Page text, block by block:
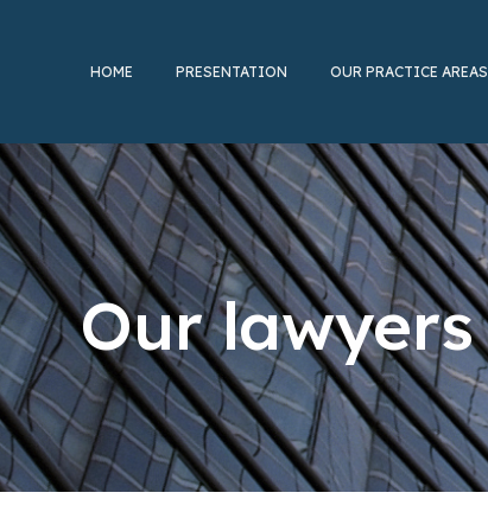
HOME PRESENTATION OUR PRACTICE AREAS
Our lawyers
HOME PRESENTATION OUR PRACTICE AREAS